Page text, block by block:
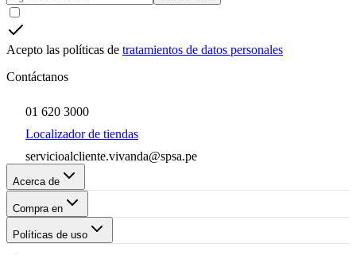
Acepto las políticas de tratamientos de datos personales
Contáctanos
01 620 3000
Localizador de tiendas
servicioalcliente.vivanda@spsa.pe
Acerca de
Compra en
Políticas de uso